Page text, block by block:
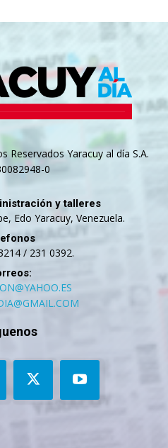
Yaracuy al día S.A.
0
y talleres
Edo Yaracuy, Venezuela.
/ 231 0392.